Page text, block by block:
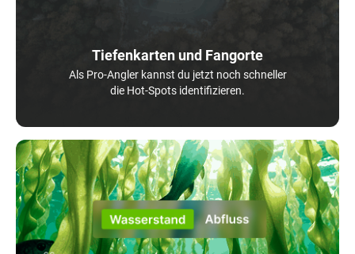
Tiefenkarten und Fangorte
Als Pro-Angler kannst du jetzt noch schneller
die Hot-Spots identifizieren.